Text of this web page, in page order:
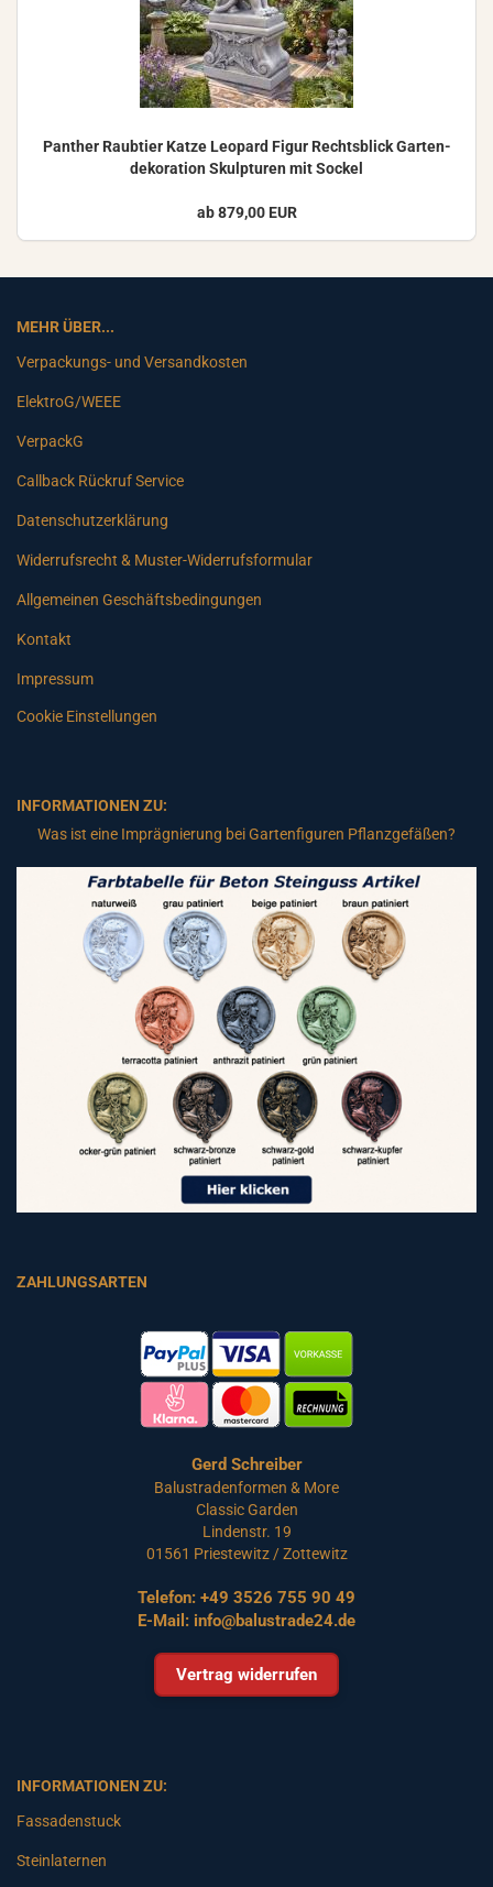
Pan­ther Raub­tier Katze Leo­pard Figur Rechts­blick Gar­ten­
de­ko­ra­ti­on Skulp­tu­ren mit So­ckel
ab 879,00 EUR
MEHR ÜBER...
Verpackungs- und Versandkosten
ElektroG/WEEE
VerpackG
Callback Rückruf Service
Datenschutzerklärung
Widerrufsrecht & Muster-Widerrufsformular
Allgemeinen Geschäftsbedingungen
Kontakt
Impressum
Cookie Einstellungen
INFORMATIONEN ZU:
Was ist eine Imprägnierung bei Gartenfiguren Pflanzgefäßen?
ZAHLUNGSARTEN
Gerd Schreiber
Balustradenformen & More
Classic Garden
Lindenstr. 19
01561 Priestewitz / Zottewitz
Telefon: +49 3526 755 90 49
E-Mail: info@balustrade24.de
Vertrag widerrufen
INFORMATIONEN ZU:
Fassadenstuck
Steinlaternen